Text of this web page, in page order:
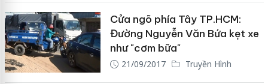
Cửa ngõ phía Tây TP.HCM:
Đường Nguyễn Văn Bứa kẹt xe
như "cơm bữa"
21/09/2017 Truyền Hình